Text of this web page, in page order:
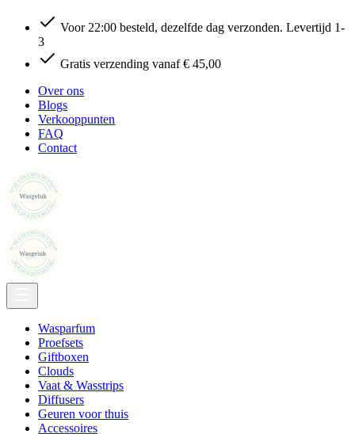
Voor 22:00 besteld, dezelfde dag verzonden. Levertijd 1-
3
Gratis verzending vanaf € 45,00
Over ons
Blogs
Verkooppunten
FAQ
Contact
Wasparfum
Proefsets
Giftboxen
Clouds
Vaat & Wasstrips
Diffusers
Geuren voor thuis
Accessoires